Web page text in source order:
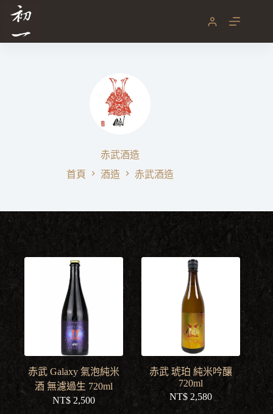
赤武酒造
首頁
酒造 赤武酒造
赤武 Galaxy 氣泡純米
酒 無濾過生 720ml
NT$ 2,500
赤武 琥珀 純米吟釀
720ml
NT$ 2,580